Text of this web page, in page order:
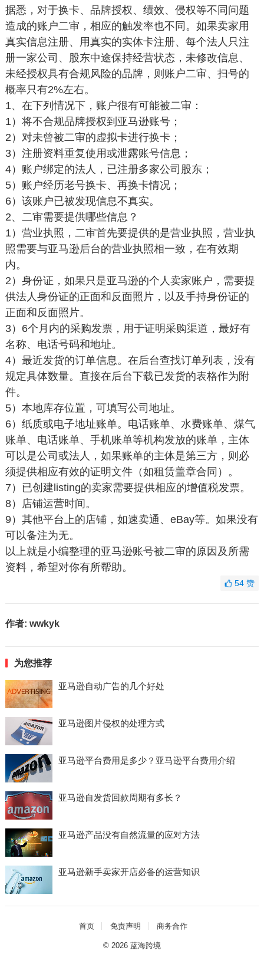
据悉，对于换卡、品牌授权、绩效、侵权等不同问题
造成的账户二审，相应的触发率也不同。如果卖家用
真实信息注册、用真实的实体卡注册、每个法人只注
册一家公司、股东中途保持经营状态，未修改信息、
未经授权具有合规风险的品牌，则账户二审、扫号的
概率只有2%左右。
1、在下列情况下，账户很有可能被二审：
1）将不合规品牌授权到亚马逊账号；
2）对未曾被二审的虚拟卡进行换卡；
3）注册资料重复使用或泄露账号信息；
4）账户绑定的法人，已注册多家公司股东；
5）账户经历老号换卡、再换卡情况；
6）该账户已被发现信息不真实。
2、二审需要提供哪些信息？
1）营业执照，二审首先要提供的是营业执照，营业执
照需要与亚马逊后台的营业执照相一致，在有效期
内。
2）身份证，如果只是亚马逊的个人卖家账户，需要提
供法人身份证的正面和反面照片，以及手持身份证的
正面和反面照片。
3）6个月内的采购发票，用于证明采购渠道，最好有
名称、电话号码和地址。
4）最近发货的订单信息。在后台查找订单列表，没有
规定具体数量。直接在后台下载已发货的表格作为附
件。
5）本地库存位置，可填写公司地址。
6）纸质或电子地址账单。电话账单、水费账单、煤气
账单、电话账单、手机账单等机构发放的账单，主体
可以是公司或法人，如果账单的主体是第三方，则必
须提供相应有效的证明文件（如租赁盖章合同）。
7）已创建listing的卖家需要提供相应的增值税发票。
8）店铺运营时间。
9）其他平台上的店铺，如速卖通、eBay等。如果没有
可以备注为无。
以上就是小编整理的亚马逊账号被二审的原因及所需
资料，希望对你有所帮助。
54赞
作者: wwkyk
为您推荐
亚马逊自动广告的几个好处
亚马逊图片侵权的处理方式
亚马逊平台费用是多少？亚马逊平台费用介绍
亚马逊自发货回款周期有多长？
亚马逊产品没有自然流量的应对方法
亚马逊新手卖家开店必备的运营知识
首页 免责声明 商务合作
© 2026 蓝海跨境